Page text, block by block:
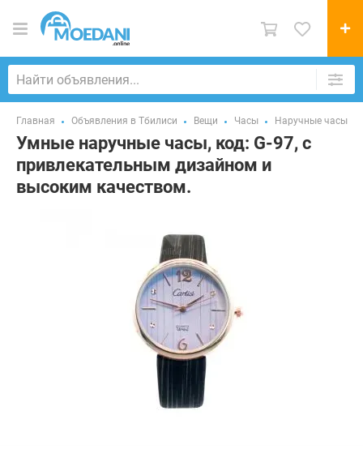
Главная Объявления в Тбилиси Вещи Часы Наручные часы
Умные наручные часы, код: G-97, с
привлекательным дизайном и
высоким качеством.